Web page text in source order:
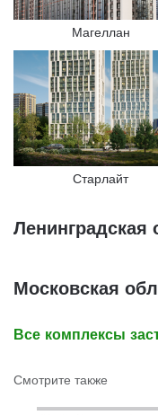
Магеллан
Старлайт
Ленинградская
Московская
Все комплексы
Смотрите также